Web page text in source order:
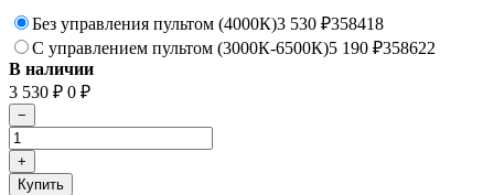
Без управления пультом (4000К)3 530 ₽358418
С управлением пультом (3000К-6500К)5 190 ₽358622
В наличии
3 530 ₽ 0 ₽